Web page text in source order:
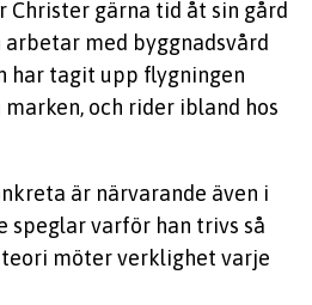
Christer gärna tid åt sin gård
arbetar med byggnadsvård
har tagit upp flygningen
och rider ibland hos
är närvarande även i
speglar varför han trivs så
möter verklighet varje